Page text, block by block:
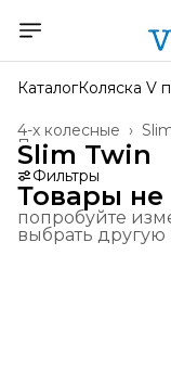
КаталогКоляска V
4-х колесные ›
Прогулочные
Коляски
Главная
Slim Twin
Фильтры
Товары
попробуйте
выбрать другую